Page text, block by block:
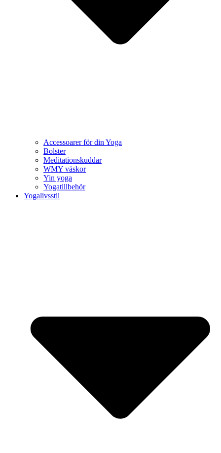
Accessoarer för din Yoga
Bolster
Meditationskuddar
WMY väskor
Yin yoga
Yogatillbehör
Yogalivsstil